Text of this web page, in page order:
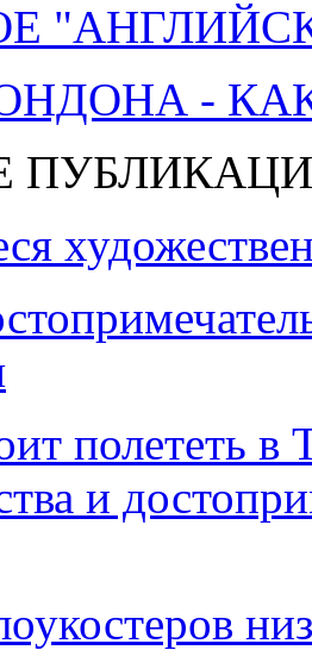
-
полететь в
и